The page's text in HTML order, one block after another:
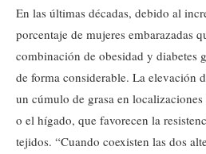
En las últimas décadas, debido al
porcentaje de mujeres embarazadas
combinación de obesidad y diabetes
de forma considerable. La elevación
un cúmulo de grasa en
o el hígado, que favorecen la
tejidos. “Cuando coexisten las dos